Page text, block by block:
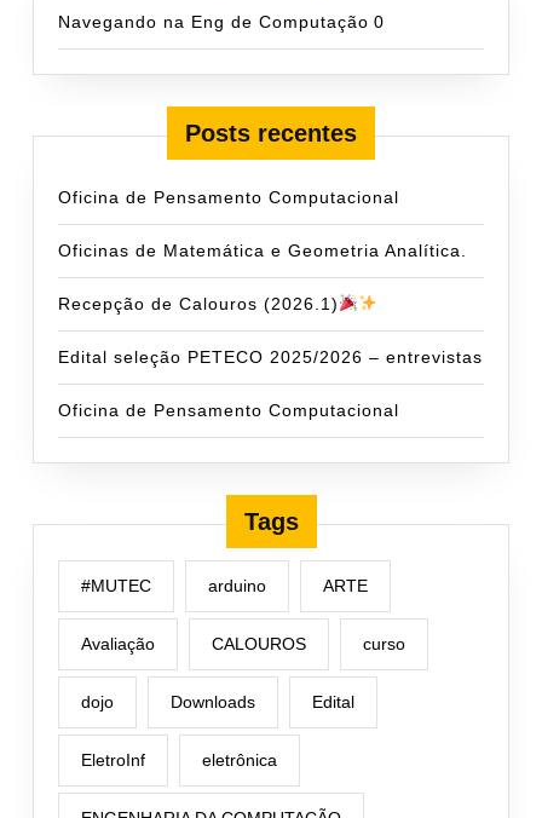
Navegando na Eng de Computação 0
Posts recentes
Oficina de Pensamento Computacional
Oficinas de Matemática e Geometria Analítica.
Recepção de Calouros (2026.1)
Edital seleção PETECO 2025/2026 – entrevistas
Oficina de Pensamento Computacional
Tags
#MUTEC arduino ARTE
Avaliação CALOUROS curso
dojo Downloads Edital
EletroInf eletrônica